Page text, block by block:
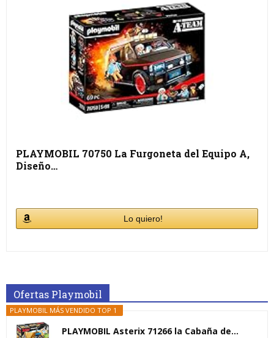
PLAYMOBIL 70750 La Furgoneta del Equipo A,
Diseño…
Lo quiero!
Ofertas Playmobil
PLAYMOBIL MÁS VENDIDO TOP 1
PLAYMOBIL Asterix 71266 la Cabaña de...